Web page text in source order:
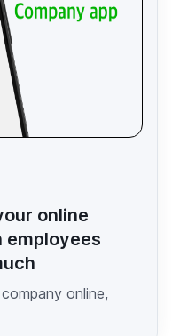
online
employees
online,